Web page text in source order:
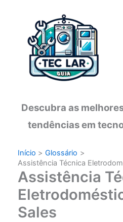
conteúdo
Descubra as
tendências em
Início
Glossário
Assistência Técnica
Assistência
Sales